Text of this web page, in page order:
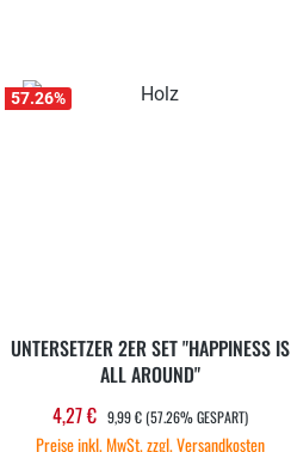
57.26%
UNTERSETZER 2ER SET "HAPPINESS IS
ALL AROUND"
Verkaufspreis:
4,27 € REGULÄRER PREIS:
9,99 € (57.26% GESPART)
Preise inkl. MwSt. zzgl. Versandkosten